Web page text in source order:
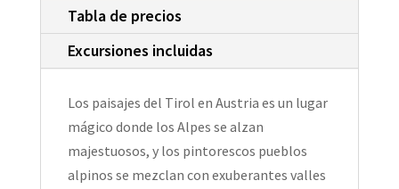
Tabla de precios
Excursiones incluidas
Los paisajes del Tirol en Austria es un lugar
mágico donde los Alpes se alzan
majestuosos, y los pintorescos pueblos
alpinos se mezclan con exuberantes valles